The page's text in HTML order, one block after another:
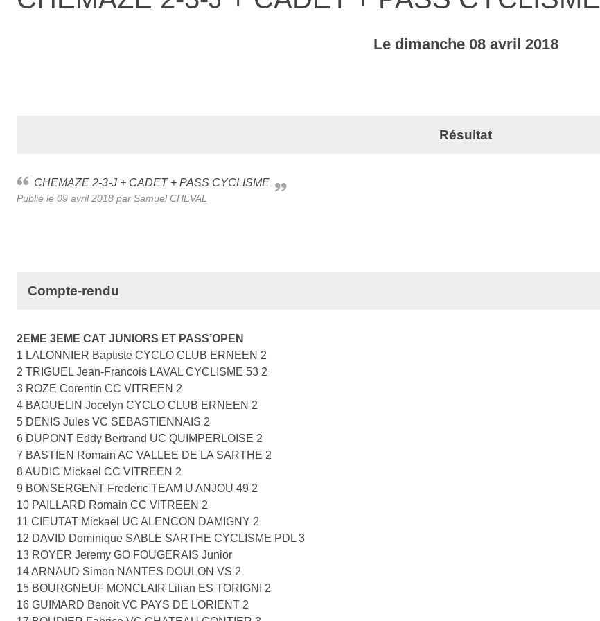
Le dimanche 08 avril 2018
Résultat
CHEMAZE 2-3-J + CADET + PASS CYCLISME
Publié le 09 avril 2018 par Samuel CHEVAL
Compte-rendu
2EME 3EME CAT JUNIORS ET PASS’OPEN
1 LALONNIER Baptiste CYCLO CLUB ERNEEN 2
2 TRIGUEL Jean-Francois LAVAL CYCLISME 53 2
3 ROZE Corentin CC VITREEN 2
4 BAGUELIN Jocelyn CYCLO CLUB ERNEEN 2
5 DENIS Jules VC SEBASTIENNAIS 2
6 DUPONT Eddy Bertrand UC QUIMPERLOISE 2
7 BASTIEN Romain AC VALLEE DE LA SARTHE 2
8 AUDIC Mickael CC VITREEN 2
9 BONSERGENT Frederic TEAM U ANJOU 49 2
10 PAILLARD Romain CC VITREEN 2
11 CIEUTAT Mickaël UC ALENCON DAMIGNY 2
12 DAVID Dominique SABLE SARTHE CYCLISME PDL 3
13 ROYER Jeremy GO FOUGERAIS Junior
14 ARNAUD Simon NANTES DOULON VS 2
15 BOURGNEUF MONCLAIR Lilian ES TORIGNI 2
16 GUIMARD Benoit VC PAYS DE LORIENT 2